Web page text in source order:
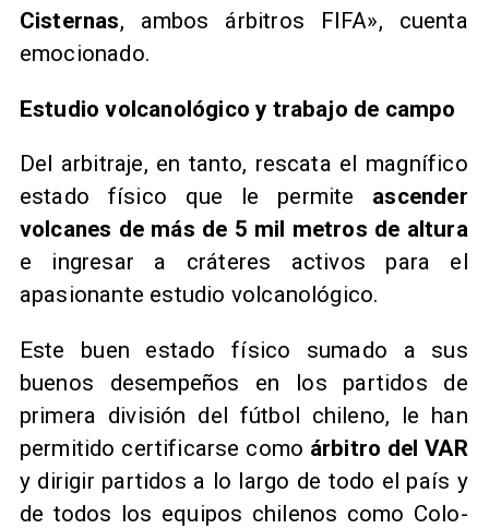
Cisternas, ambos árbitros FIFA», cuenta
emocionado.
Estudio volcanológico y trabajo de campo
Del arbitraje, en tanto, rescata el magnífico
estado físico que le permite ascender
volcanes de más de 5 mil metros de altura
e ingresar a cráteres activos para el
apasionante estudio volcanológico.
Este buen estado físico sumado a sus
buenos desempeños en los partidos de
primera división del fútbol chileno, le han
permitido certificarse como árbitro del VAR
y dirigir partidos a lo largo de todo el país y
de todos los equipos chilenos como Colo-